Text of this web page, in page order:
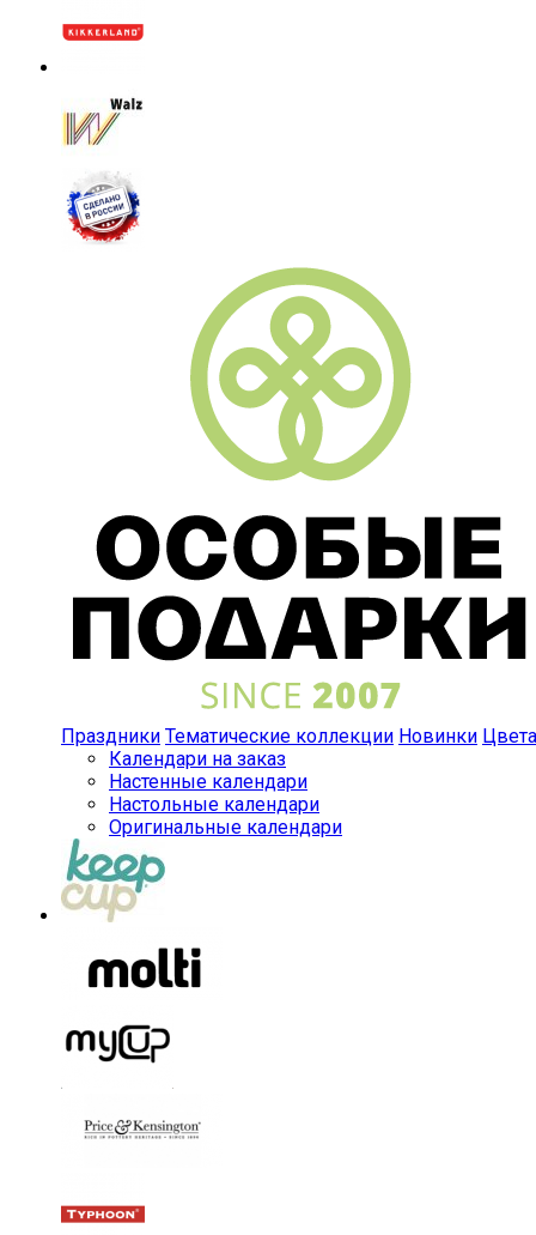
Праздники Тематические коллекции Новинки Цвета
Календари на заказ
Настенные календари
Настольные календари
Оригинальные календари